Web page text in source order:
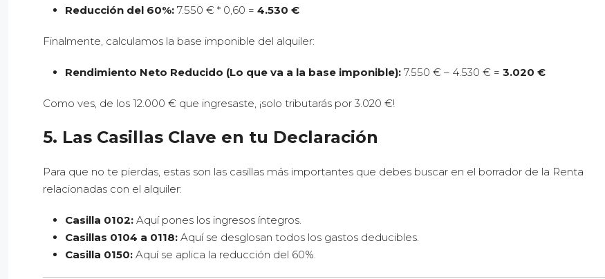
Reducción del 60%: 7.550 € * 0,60 = 4.530 €
Finalmente, calculamos la base imponible del alquiler:
Rendimiento Neto Reducido (Lo que va a la base imponible): 7.550 € – 4.530 € = 3.020 €
Como ves, de los 12.000 € que ingresaste, ¡solo tributarás por 3.020 €!
5. Las Casillas Clave en tu Declaración
Para que no te pierdas, estas son las casillas más importantes que debes buscar en el borrador de la Renta
relacionadas con el alquiler:
Casilla 0102: Aquí pones los ingresos íntegros.
Casillas 0104 a 0118: Aquí se desglosan todos los gastos deducibles.
Casilla 0150: Aquí se aplica la reducción del 60%.